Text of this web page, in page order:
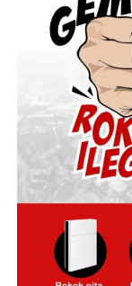
Dony Erwan
kerja sama
kualitas
daerah,
sekaligus
kelola
Ia menjelaskan,
sama yang
kebutuhan
Nomor Induk
(NOP); Integrasi
Pelayanan